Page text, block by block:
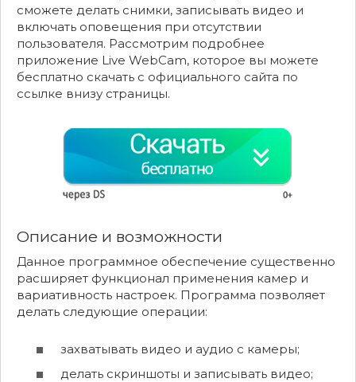
сможете делать снимки, записывать видео и
включать оповещения при отсутствии
пользователя. Рассмотрим подробнее
приложение Live WebCam, которое вы можете
бесплатно скачать с официального сайта по
ссылке внизу страницы.
Описание и возможности
Данное программное обеспечение существенно
расширяет функционал применения камер и
вариативность настроек. Программа позволяет
делать следующие операции:
захватывать видео и аудио с камеры;
делать скриншоты и записывать видео;